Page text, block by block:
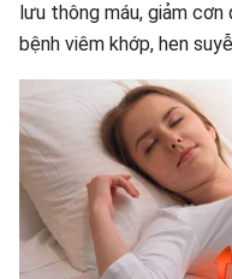
lưu thông máu, giảm
bệnh viêm khớp, hen